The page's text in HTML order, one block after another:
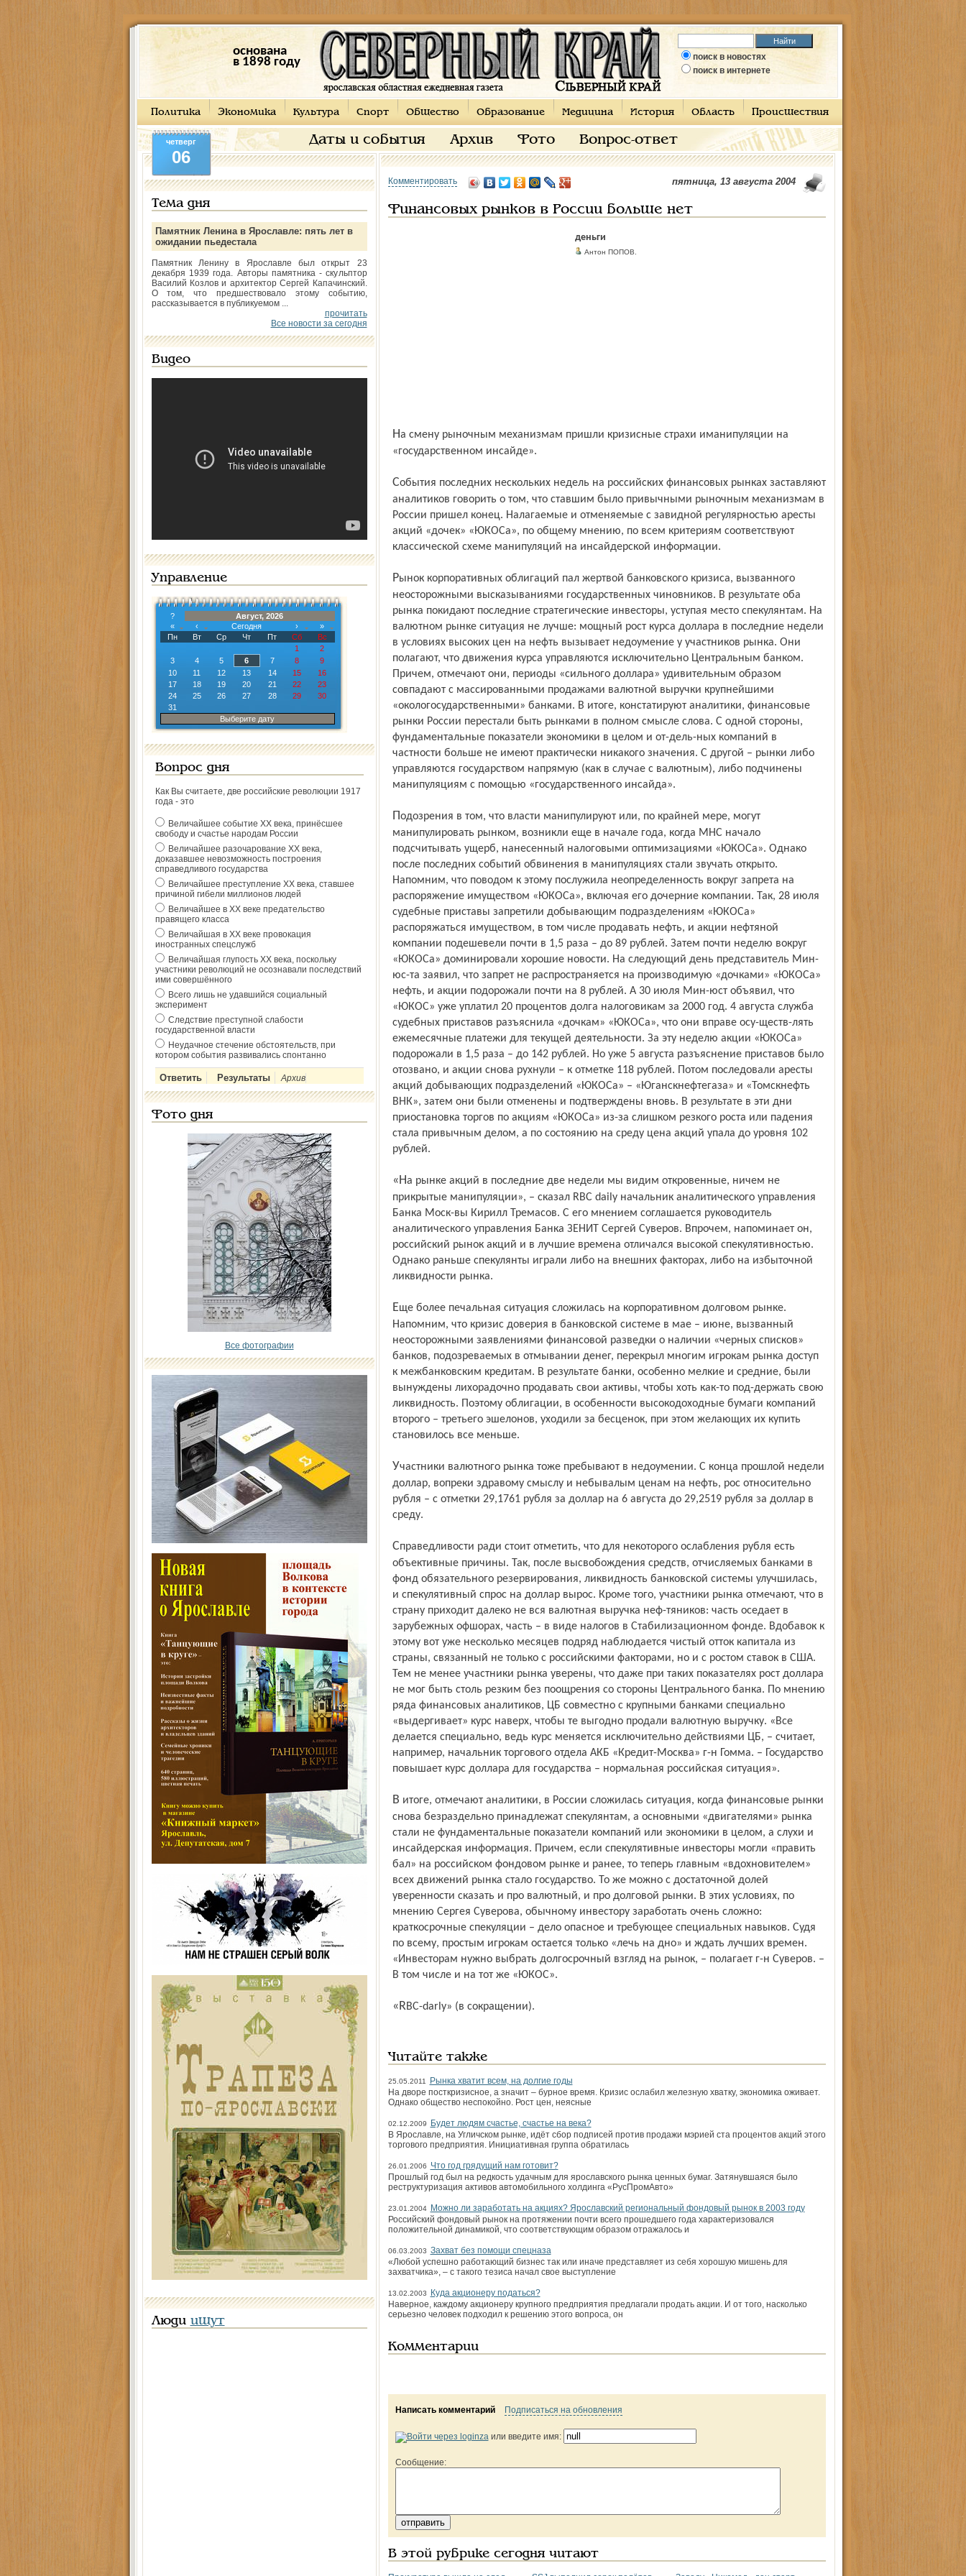
основана
в 1898 году
поиск в новостях
поиск в интернете
Политика Экономика Культура Спорт Общество Образование Медицина История Область Происшествия
Даты и события Архив Фото Вопрос-ответ
четверг
06
Тема дня
Памятник Ленина в Ярославле: пять лет в
ожидании пьедестала
Памятник Ленину в Ярославле был открыт 23
декабря 1939 года. Авторы памятника - скульптор
Василий Козлов и архитектор Сергей Капачинский.
О том, что предшествовало этому событию,
рассказывается в публикуемом ...
прочитать
Все новости за сегодня
Видео
Управление
?
Август, 2026
«
‹ Сегодня ›
»
Пн
Вт Ср Чт Пт Сб
Вс
1
2
3
4 5 6 7 8
9
10
11 12 13 14 15
16
17
18 19 20 21 22
23
24
25 26 27 28 29
30
31
Выберите дату
Вопрос дня
Как Вы считаете, две российские революции 1917
года - это
Величайшее событие ХХ века, принёсшее
свободу и счастье народам России
Величайшее разочарование ХХ века,
доказавшее невозможность построения
справедливого государства
Величайшее преступление ХХ века, ставшее
причиной гибели миллионов людей
Величайшее в ХХ веке предательство
правящего класса
Величайшая в ХХ веке провокация
иностранных спецслужб
Величайшая глупость ХХ века, поскольку
участники революций не осознавали последствий
ими совершённого
Всего лишь не удавшийся социальный
эксперимент
Следствие преступной слабости
государственной власти
Неудачное стечение обстоятельств, при
котором события развивались спонтанно
Архив
Фото дня
Все фотографии
Люди ищут
Комментировать пятница, 13 августа 2004
Финансовых рынков в России больше нет
деньги
Антон ПОПОВ.
На смену рыночным механизмам пришли кризисные страхи иманипуляции на
«государственном инсайде».
События последних нескольких недель на российских финансовых рынках заставляют
аналитиков говорить о том, что ставшим было привычными рыночным механизмам в
России пришел конец. Налагаемые и отменяемые с завидной регулярностью аресты
акций «дочек» «ЮКОСа», по общему мнению, по всем критериям соответствуют
классической схеме манипуляций на инсайдерской информации.
Рынок корпоративных облигаций пал жертвой банковского кризиса, вызванного
неосторожными высказываниями государственных чиновников. В результате оба
рынка покидают последние стратегические инвесторы, уступая место спекулянтам. На
валютном рынке ситуация не лучше: мощный рост курса доллара в последние недели
в условиях высоких цен на нефть вызывает недоумение у участников рынка. Они
полагают, что движения курса управляются исключительно Центральным банком.
Причем, отмечают они, периоды «сильного доллара» удивительным образом
совпадают с массированными продажами валютной выручки крупнейшими
«окологосударственными» банками. В итоге, констатируют аналитики, финансовые
рынки России перестали быть рынками в полном смысле слова. С одной стороны,
фундаментальные показатели экономики в целом и от-дель-ных компаний в
частности больше не имеют практически никакого значения. С другой – рынки либо
управляются государством напрямую (как в случае с валютным), либо подчинены
манипуляциям с помощью «государственного инсайда».
Подозрения в том, что власти манипулируют или, по крайней мере, могут
манипулировать рынком, возникли еще в начале года, когда МНС начало
подсчитывать ущерб, нанесенный налоговыми оптимизациями «ЮКОСа». Однако
после последних событий обвинения в манипуляциях стали звучать открыто.
Напомним, что поводом к этому послужила неопределенность вокруг запрета на
распоряжение имуществом «ЮКОСа», включая его дочерние компании. Так, 28 июля
судебные приставы запретили добывающим подразделениям «ЮКОСа»
распоряжаться имуществом, в том числе продавать нефть, и акции нефтяной
компании подешевели почти в 1,5 раза – до 89 рублей. Затем почти неделю вокруг
«ЮКОСа» доминировали хорошие новости. На следующий день представитель Мин-
юс-та заявил, что запрет не распространяется на производимую «дочками» «ЮКОСа»
нефть, и акции подорожали почти на 8 рублей. А 30 июля Мин-юст объявил, что
«ЮКОС» уже уплатил 20 процентов долга налоговикам за 2000 год. 4 августа служба
судебных приставов разъяснила «дочкам» «ЮКОСа», что они вправе осу-ществ-лять
ежемесячные платежи для текущей деятельности. За эту неделю акции «ЮКОСа»
подорожали в 1,5 раза – до 142 рублей. Но уже 5 августа разъяснение приставов было
отозвано, и акции снова рухнули – к отметке 118 рублей. Потом последовали аресты
акций добывающих подразделений «ЮКОСа» – «Юганскнефтегаза» и «Томскнефть
ВНК», затем они были отменены и подтверждены вновь. В результате в эти дни
приостановка торгов по акциям «ЮКОСа» из-за слишком резкого роста или падения
стала привычным делом, а по состоянию на среду цена акций упала до уровня 102
рублей.
«На рынке акций в последние две недели мы видим откровенные, ничем не
прикрытые манипуляции», – сказал RBC daily начальник аналитического управления
Банка Моск-вы Кирилл Тремасов. С его мнением соглашается руководитель
аналитического управления Банка ЗЕНИТ Сергей Суверов. Впрочем, напоминает он,
российский рынок акций и в лучшие времена отличался высокой спекулятивностью.
Однако раньше спекулянты играли либо на внешних факторах, либо на избыточной
ликвидности рынка.
Еще более печальная ситуация сложилась на корпоративном долговом рынке.
Напомним, что кризис доверия в банковской системе в мае – июне, вызванный
неосторожными заявлениями финансовой разведки о наличии «черных списков»
банков, подозреваемых в отмывании денег, перекрыл многим игрокам рынка доступ
к межбанковским кредитам. В результате банки, особенно мелкие и средние, были
вынуждены лихорадочно продавать свои активы, чтобы хоть как-то под-держать свою
ликвидность. Поэтому облигации, в особенности высокодоходные бумаги компаний
второго – третьего эшелонов, уходили за бесценок, при этом желающих их купить
становилось все меньше.
Участники валютного рынка тоже пребывают в недоумении. С конца прошлой недели
доллар, вопреки здравому смыслу и небывалым ценам на нефть, рос относительно
рубля – с отметки 29,1761 рубля за доллар на 6 августа до 29,2519 рубля за доллар в
среду.
Справедливости ради стоит отметить, что для некоторого ослабления рубля есть
объективные причины. Так, после высвобождения средств, отчисляемых банками в
фонд обязательного резервирования, ликвидность банковской системы улучшилась,
и спекулятивный спрос на доллар вырос. Кроме того, участники рынка отмечают, что в
страну приходит далеко не вся валютная выручка неф-тяников: часть оседает в
зарубежных офшорах, часть – в виде налогов в Стабилизационном фонде. Вдобавок к
этому вот уже несколько месяцев подряд наблюдается чистый отток капитала из
страны, связанный не только с российскими факторами, но и с ростом ставок в США.
Тем не менее участники рынка уверены, что даже при таких показателях рост доллара
не мог быть столь резким без поощрения со стороны Центрального банка. По мнению
ряда финансовых аналитиков, ЦБ совместно с крупными банками специально
«выдергивает» курс наверх, чтобы те выгодно продали валютную выручку. «Все
делается специально, ведь курс меняется исключительно действиями ЦБ, – считает,
например, начальник торгового отдела АКБ «Кредит-Москва» г-н Гомма. – Государство
повышает курс доллара для государства – нормальная российская ситуация».
В итоге, отмечают аналитики, в России сложилась ситуация, когда финансовые рынки
снова безраздельно принадлежат спекулянтам, а основными «двигателями» рынка
стали не фундаментальные показатели компаний или экономики в целом, а слухи и
инсайдерская информация. Причем, если спекулятивные инвесторы могли «править
бал» на российском фондовом рынке и ранее, то теперь главным «вдохновителем»
всех движений рынка стало государство. То же можно с достаточной долей
уверенности сказать и про валютный, и про долговой рынки. В этих условиях, по
мнению Сергея Суверова, обычному инвестору заработать очень сложно:
краткосрочные спекуляции – дело опасное и требующее специальных навыков. Судя
по всему, простым игрокам остается только «лечь на дно» и ждать лучших времен.
«Инвесторам нужно выбрать долгосрочный взгляд на рынок, – полагает г-н Суверов. –
В том числе и на тот же «ЮКОС».
«RBC-darly» (в сокращении).
Читайте также
25.05.2011
Рынка хватит всем, на долгие годы
На дворе посткризисное, а значит – бурное время. Кризис ослабил железную хватку, экономика оживает.
Однако общество неспокойно. Рост цен, неясные
02.12.2009
Будет людям счастье, счастье на века?
В Ярославле, на Угличском рынке, идёт сбор подписей против продажи мэрией ста процентов акций этого
торгового предприятия. Инициативная группа обратилась
26.01.2006
Что год грядущий нам готовит?
Прошлый год был на редкость удачным для ярославского рынка ценных бумаг. Затянувшаяся было
реструктуризация активов автомобильного холдинга «РусПромАвто»
23.01.2004
Можно ли заработать на акциях? Ярославский региональный фондовый рынок в 2003 году
Российский фондовый рынок на протяжении почти всего прошедшего года характеризовался
положительной динамикой, что соответствующим образом отражалось и
06.03.2003 Захват без помощи спецназа
«Любой успешно работающий бизнес так или иначе представляет из себя хорошую мишень для
захватчика», – с такого тезиса начал свое выступление
13.02.2003
Куда акционеру податься?
Наверное, каждому акционеру крупного предприятия предлагали продать акции. И от того, насколько
серьезно человек подходил к решению этого вопроса, он
Комментарии
Написать комментарий Подписаться на обновления
или введите имя:
Сообщение:
В этой рубрике сегодня читают